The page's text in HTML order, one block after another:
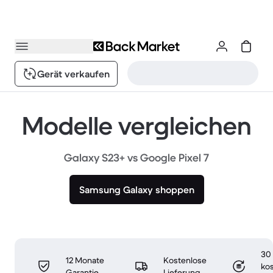
Gerät verkaufen
Modelle vergleichen
Galaxy S23+ vs Google Pixel 7
Samsung Galaxy shoppen
12 Monate
Kostenlose
30